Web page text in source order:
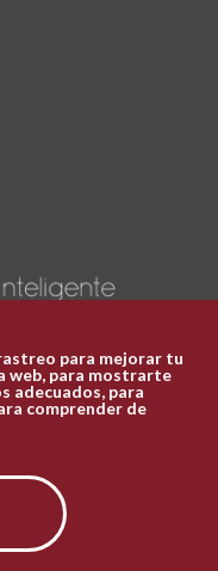
Plaza Mayor 1
969 241 051
las redes
para mejorar tu
web, para mostrarte
adecuados, para
comprender de